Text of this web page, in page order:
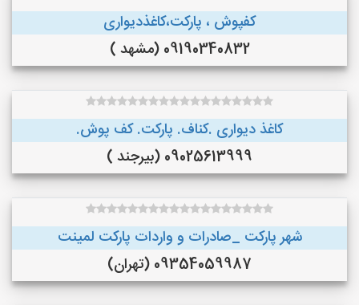
کفپوش ، پارکت،کاغذدیواری
09190340832 (مشهد )
کاغذ دیواری .کناف. پارکت. کف پوش.
09025613999 (بیرجند )
شهر پارکت _صادرات و واردات پارکت لمینت
09354059987 (تهران)